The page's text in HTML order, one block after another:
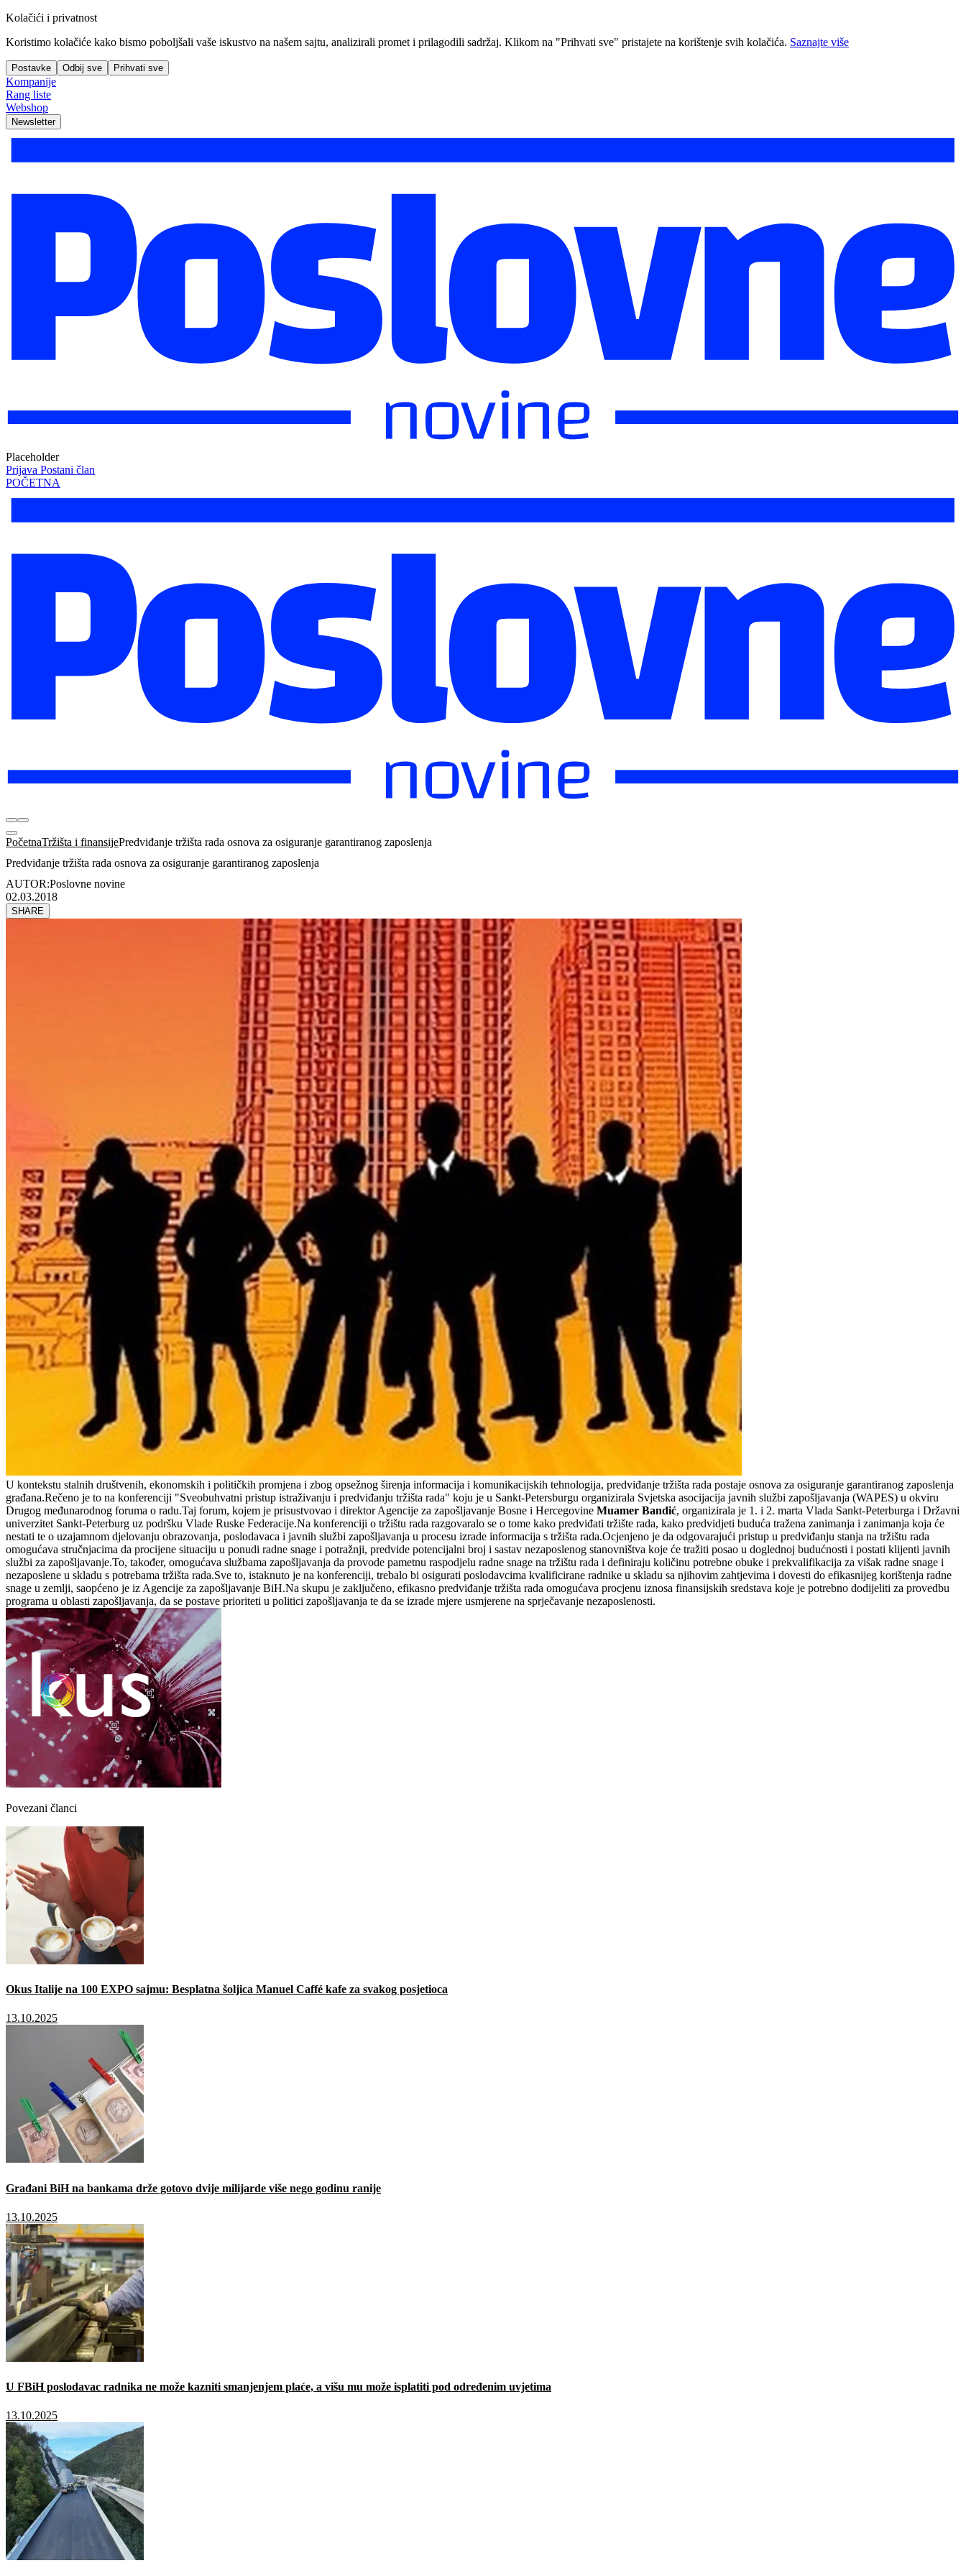
Kolačići i privatnost
Koristimo kolačiće kako bismo poboljšali vaše iskustvo na našem sajtu, analizirali promet i prilagodili sadržaj. Klikom na "Prihvati sve" pristajete na korištenje svih kolačića. Saznajte više
Postavke Odbij sve Prihvati sve
Kompanije
Rang liste
Webshop
Newsletter
Placeholder
Prijava Postani član
POČETNA
PočetnaTržišta i finansijePredviđanje tržišta rada osnova za osiguranje garantiranog zaposlenja
Predviđanje tržišta rada osnova za osiguranje garantiranog zaposlenja
AUTOR:Poslovne novine
02.03.2018
SHARE
U kontekstu stalnih društvenih, ekonomskih i političkih promjena i zbog opsežnog širenja informacija i komunikacijskih tehnologija, predviđanje tržišta rada postaje osnova za osiguranje garantiranog zaposlenja
građana.Rečeno je to na konferenciji "Sveobuhvatni pristup istraživanju i predviđanju tržišta rada" koju je u Sankt-Petersburgu organizirala Svjetska asocijacija javnih službi zapošljavanja (WAPES) u okviru
Drugog međunarodnog foruma o radu.Taj forum, kojem je prisustvovao i direktor Agencije za zapošljavanje Bosne i Hercegovine Muamer Bandić, organizirala je 1. i 2. marta Vlada Sankt-Peterburga i Državni
univerzitet Sankt-Peterburg uz podršku Vlade Ruske Federacije.Na konferenciji o tržištu rada razgovaralo se o tome kako predviđati tržište rada, kako predvidjeti buduća tražena zanimanja i zanimanja koja će
nestati te o uzajamnom djelovanju obrazovanja, poslodavaca i javnih službi zapošljavanja u procesu izrade informacija s tržišta rada.Ocjenjeno je da odgovarajući pristup u predviđanju stanja na tržištu rada
omogućava stručnjacima da procijene situaciju u ponudi radne snage i potražnji, predvide potencijalni broj i sastav nezaposlenog stanovništva koje će tražiti posao u doglednoj budućnosti i postati klijenti javnih
službi za zapošljavanje.To, također, omogućava službama zapošljavanja da provode pametnu raspodjelu radne snage na tržištu rada i definiraju količinu potrebne obuke i prekvalifikacija za višak radne snage i
nezaposlene u skladu s potrebama tržišta rada.Sve to, istaknuto je na konferenciji, trebalo bi osigurati poslodavcima kvalificirane radnike u skladu sa njihovim zahtjevima i dovesti do efikasnijeg korištenja radne
snage u zemlji, saopćeno je iz Agencije za zapošljavanje BiH.Na skupu je zaključeno, efikasno predviđanje tržišta rada omogućava procjenu iznosa finansijskih sredstava koje je potrebno dodijeliti za provedbu
programa u oblasti zapošljavanja, da se postave prioriteti u politici zapošljavanja te da se izrade mjere usmjerene na sprječavanje nezaposlenosti.
Povezani članci
Okus Italije na 100 EXPO sajmu: Besplatna šoljica Manuel Caffé kafe za svakog posjetioca
13.10.2025
Građani BiH na bankama drže gotovo dvije milijarde više nego godinu ranije
13.10.2025
U FBiH poslodavac radnika ne može kazniti smanjenjem plaće, a višu mu može isplatiti pod određenim uvjetima
13.10.2025